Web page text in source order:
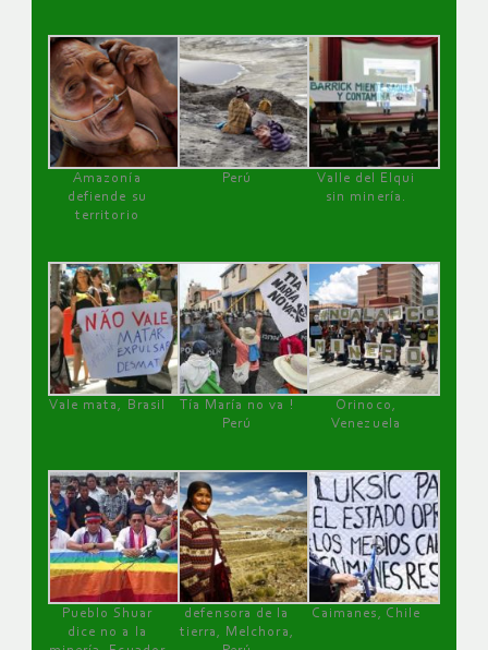
Amazonía
defiende su
territorio
Perú
Valle del Elqui
sin minería.
Vale mata, Brasil
Tía María no va !
Perú
Orinoco,
Venezuela
Pueblo Shuar
dice no a la
defensora de la
tierra, Melchora,
Caimanes, Chile